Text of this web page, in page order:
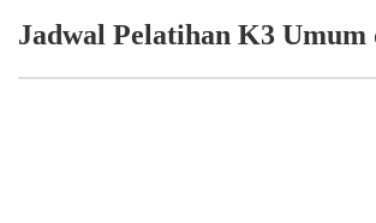
Jadwal Pelatihan K3